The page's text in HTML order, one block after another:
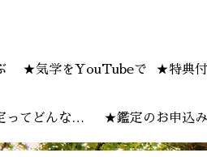
★気学をYouTubeで ★特典
ってどんな感 ★鑑定のお申込み